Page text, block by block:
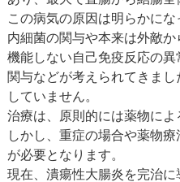
この病気の原因は明らかに
内細菌の関与や本来は外敵
機能しない自己免疫反応の
関与などが考えられてきま
していません。
治療は、原則的には薬物によ
しかし、重症の場合や薬物
が必要となります。
現在、潰瘍性大腸炎を完治